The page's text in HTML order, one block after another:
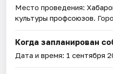
Место проведения:
культуры профсоюзов.
Когда запланирован
Дата и время: 1 сентября